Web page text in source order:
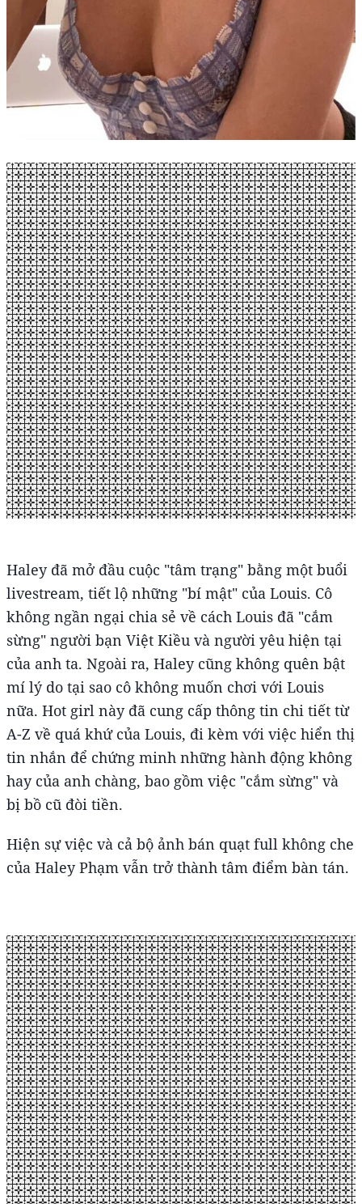
Haley đã mở đầu cuộc "tâm trạng" bằng một buổi
livestream, tiết lộ những "bí mật" của Louis. Cô
không ngần ngại chia sẻ về cách Louis đã "cắm
sừng" người bạn Việt Kiều và người yêu hiện tại
của anh ta. Ngoài ra, Haley cũng không quên bật
mí lý do tại sao cô không muốn chơi với Louis
nữa. Hot girl này đã cung cấp thông tin chi tiết từ
A-Z về quá khứ của Louis, đi kèm với việc hiển thị
tin nhắn để chứng minh những hành động không
hay của anh chàng, bao gồm việc "cắm sừng" và
bị bồ cũ đòi tiền.
Hiện sự việc và cả bộ ảnh bán quạt full không che
của Haley Phạm vẫn trở thành tâm điểm bàn tán.